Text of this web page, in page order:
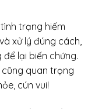
trạng hiếm
xử lý đúng cách,
lại biến chứng.
quan trọng
cún vui!